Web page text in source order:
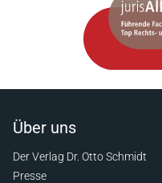
Über uns
Der Verlag Dr. Otto Schmidt
Presse